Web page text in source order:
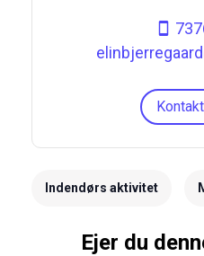
Indendørs aktivitet
Ejer du